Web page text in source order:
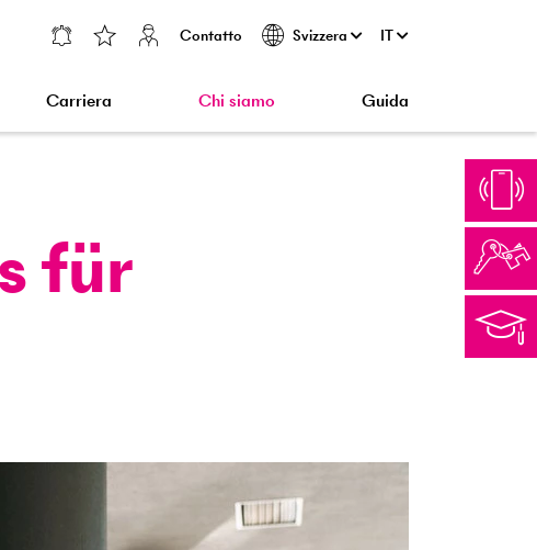
Contatto Svizzera IT
Carriera Chi siamo Guida
für